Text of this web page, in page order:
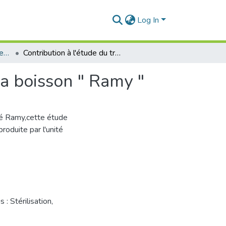
Log In
Qualité et Conservation des Aliments Contribution à l'étude du traitement thermique de la boisson " Ramy "
boisson " Ramy "
Ramy,cette étude
par l'unité
: Stérilisation,